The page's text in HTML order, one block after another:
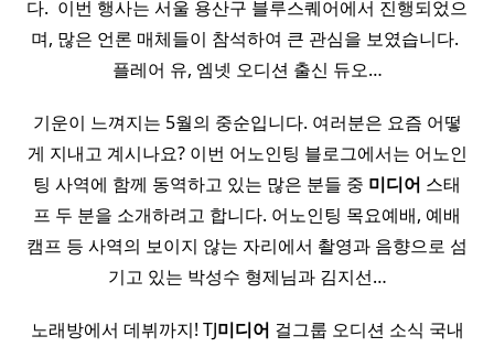
다. ​ 이번 행사는 서울 용산구 블루스퀘어에서 진행되었으
며, 많은 언론 매체들이 참석하여 큰 관심을 보였습니다. ​
플레어 유, 엠넷 오디션 출신 듀오…
기운이 느껴지는 5월의 중순입니다. 여러분은 요즘 어떻
게 지내고 계시나요? 이번 어노인팅 블로그에서는 어노인
팅 사역에 함께 동역하고 있는 많은 분들 중 미디어 스태
프 두 분을 소개하려고 합니다. 어노인팅 목요예배, 예배
캠프 등 사역의 보이지 않는 자리에서 촬영과 음향으로 섬
기고 있는 박성수 형제님과 김지선…
노래방에서 데뷔까지! TJ미디어 걸그룹 오디션 소식 국내